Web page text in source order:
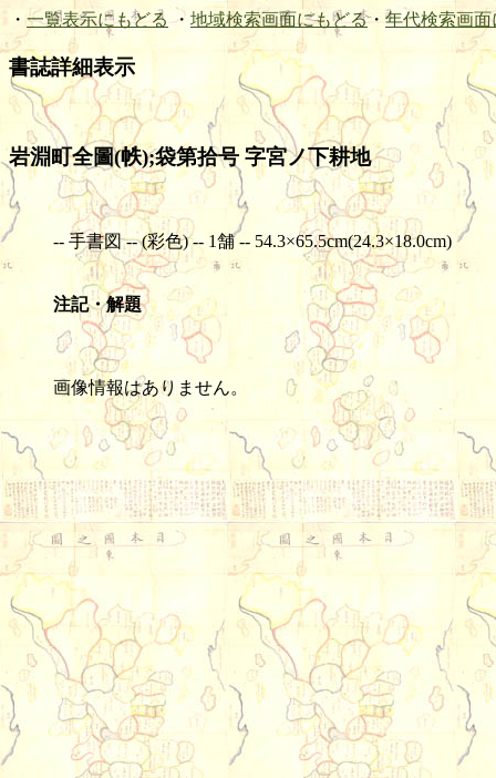
・ 一覧表示にもどる ・ 地域検索画面にもどる・ 年代検索画面
書誌詳細表示
岩淵町全圖(帙);袋第拾号 字宮ノ下耕地
-- 手書図 -- (彩色) -- 1舗 -- 54.3×65.5cm(24.3×18.0cm)
注記・解題
画像情報はありません。